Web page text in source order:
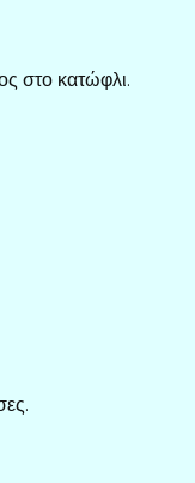
στο κατώφλι.